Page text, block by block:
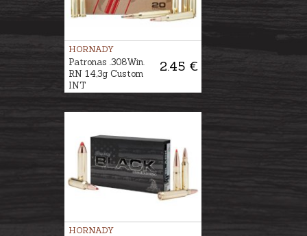
HORNADY
2.45 €
Patronas .308Win.
RN 14,3g Custom
INT
HORNADY